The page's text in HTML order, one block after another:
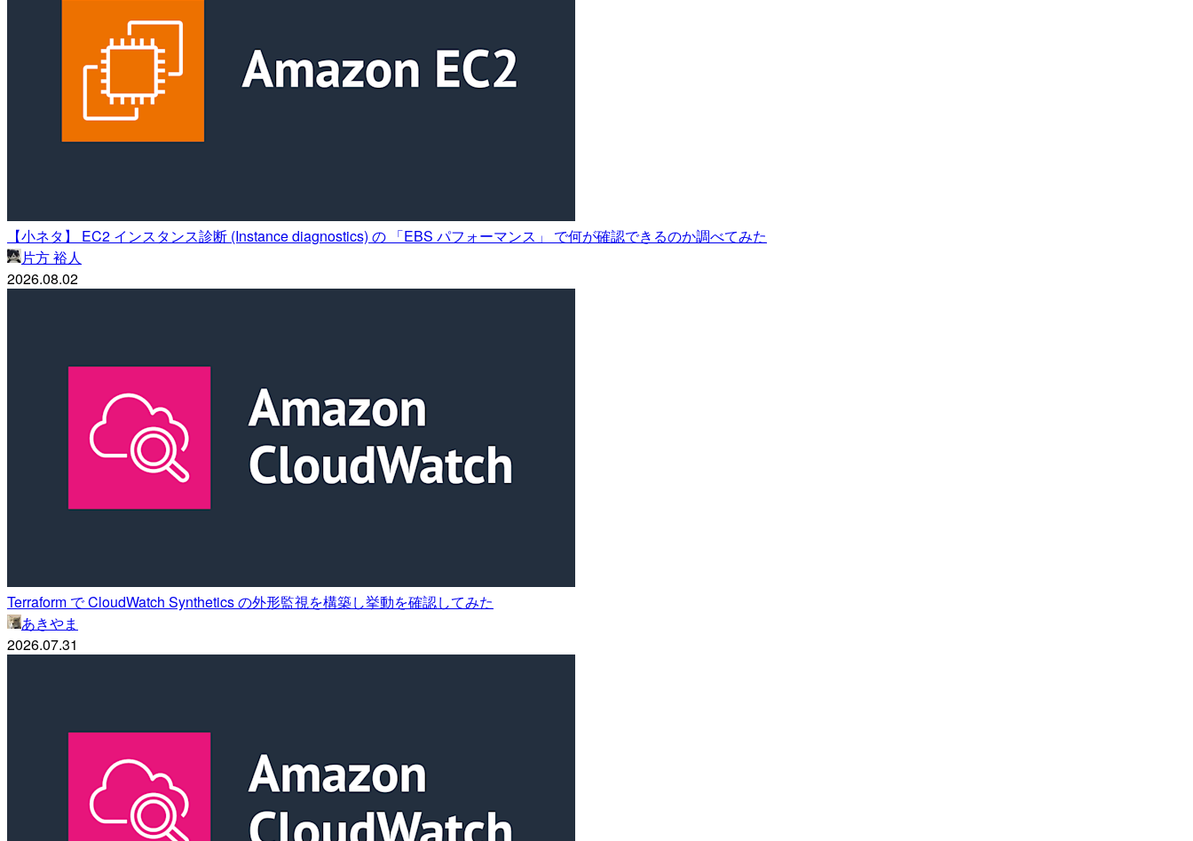
【小ネタ】 EC2 インスタンス診断 (Instance diagnostics) の 「EBS パフォーマンス」 で何が確認できるのか調べてみた
片方 裕人
2026.08.02
Terraform で CloudWatch Synthetics の外形監視を構築し挙動を確認してみた
あきやま
2026.07.31